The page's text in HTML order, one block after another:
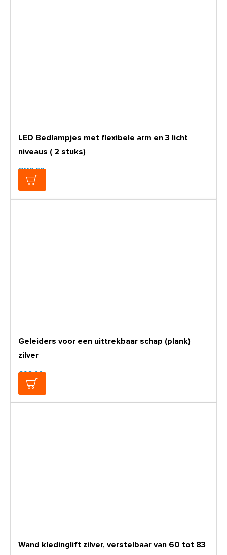
LED Bedlampjes met flexibele arm en 3 licht
niveaus ( 2 stuks)
€119,00
Geleiders voor een uittrekbaar schap (plank)
zilver
€98,00
Wand kledinglift zilver, verstelbaar van 60 tot 83